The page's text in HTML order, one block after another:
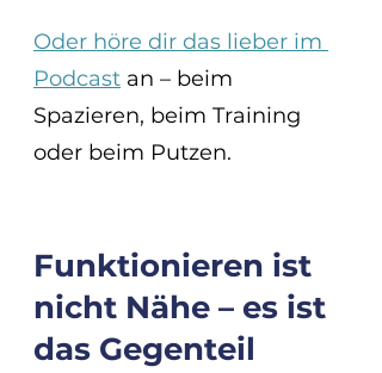
Oder höre dir das lieber im
Podcast an – beim
Spazieren, beim Training
oder beim Putzen.
Funktionieren ist
nicht Nähe – es ist
das Gegenteil